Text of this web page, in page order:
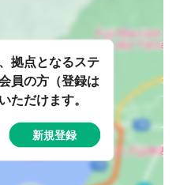
拠点となるステ
員の方（登録は
ただけます。
新規登録